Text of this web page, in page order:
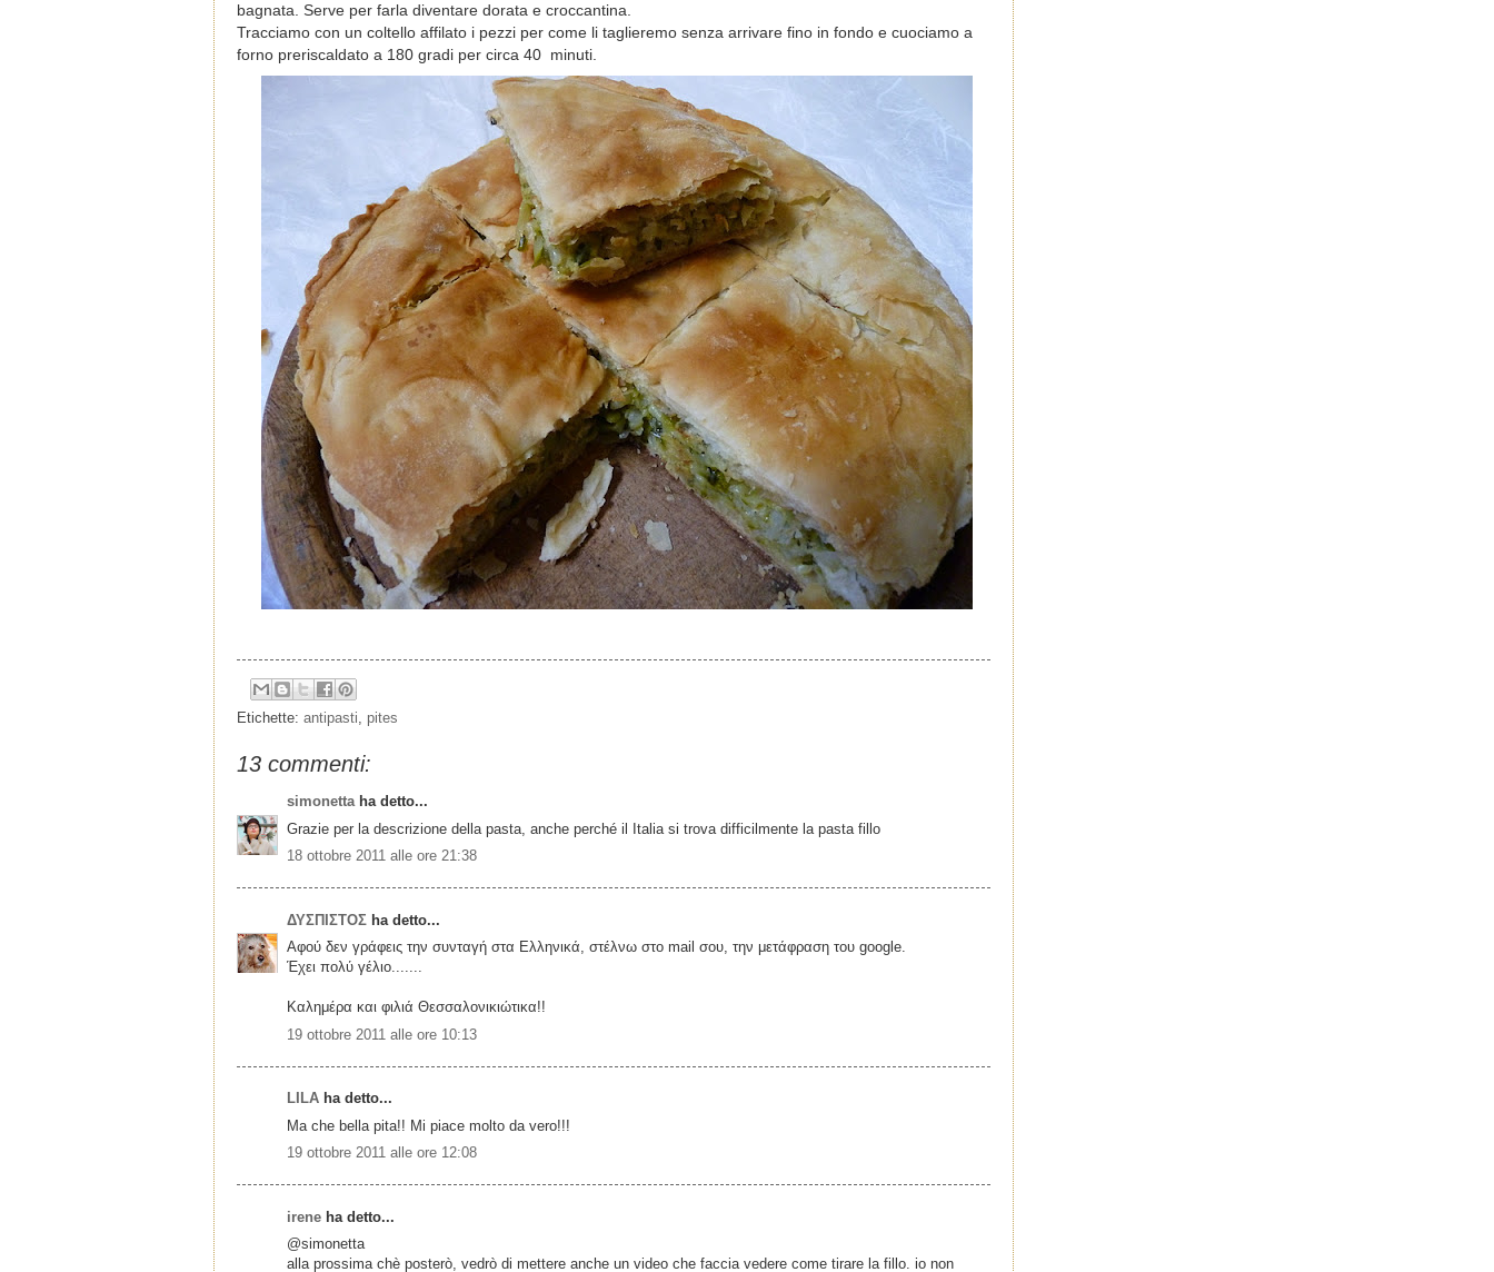
bagnata. Serve per farla diventare dorata e croccantina.
Tracciamo con un coltello affilato i pezzi per come li taglieremo senza arrivare fino in fondo e cuociamo a
forno preriscaldato a 180 gradi per circa 40 minuti.
Etichette: antipasti, pites
13 commenti:
simonettaha detto...
Grazie per la descrizione della pasta, anche perché il Italia si trova difficilmente la pasta fillo
18 ottobre 2011 alle ore 21:38
ΔΥΣΠΙΣΤΟΣ ha detto...
Αφού δεν γράφεις την συνταγή στα Ελληνικά, στέλνω στο mail σου, την μετάφραση του google.
Έχει πολύ γέλιο.......
Καλημέρα και φιλιά Θεσσαλονικιώτικα!!
19 ottobre 2011 alle ore 10:13
LILA ha detto...
Μa che bella pita!! Mi piace molto da vero!!!
19 ottobre 2011 alle ore 12:08
irene ha detto...
@simonetta
alla prossima chè posterò, vedrò di mettere anche un video che faccia vedere come tirare la fillo. io non